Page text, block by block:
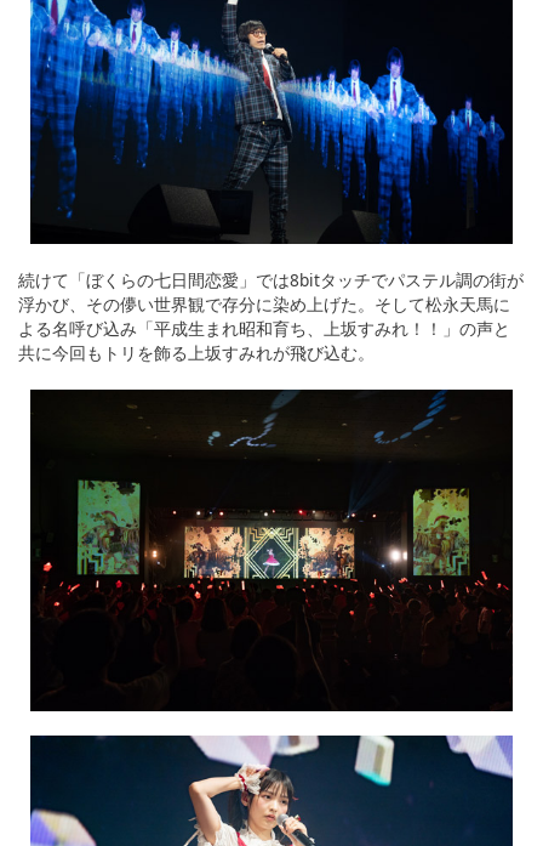
続けて「ぼくらの七日間恋愛」では8bitタッチでパステル調の街が
浮かび、その儚い世界観で存分に染め上げた。そして松永天馬に
よる名呼び込み「平成生まれ昭和育ち、上坂すみれ！！」の声と
共に今回もトリを飾る上坂すみれが飛び込む。